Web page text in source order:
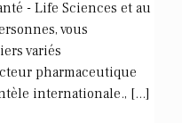
- Life Sciences et au
vous
variés
pharmaceutique
internationale., [...]